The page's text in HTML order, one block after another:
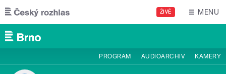
Přejít k hlavnímu obsahu
ŽIVĚ MENU
PROGRAM AUDIOARCHIV KAMERY